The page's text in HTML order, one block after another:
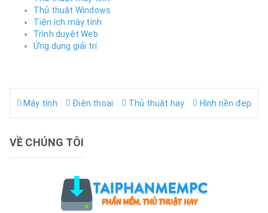
Thủ thuật Windows
Tiện ích máy tính
Trình duyệt Web
Ứng dụng giải trí
Máy tính Điện thoại Thủ thuật hay Hình nền đẹp
VỀ CHÚNG TÔI